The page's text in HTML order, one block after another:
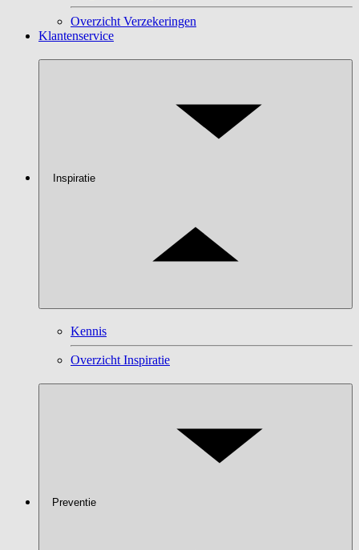
Overzicht Verzekeringen
Klantenservice
Inspiratie
Kennis
Overzicht Inspiratie
Preventie